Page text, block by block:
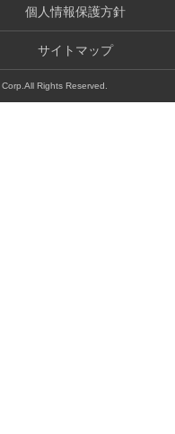
個人情報保護方針
サイトマップ
Rights Reserved.